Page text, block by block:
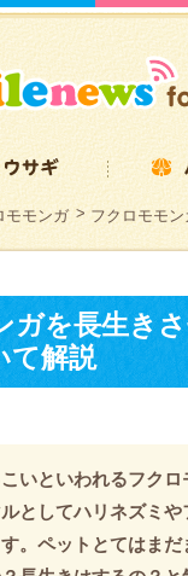
モモンガ フクロモモ
ガを長生き
て解説
いといわれるフクロ
としてハリネズミや
。ペットとてはまだ